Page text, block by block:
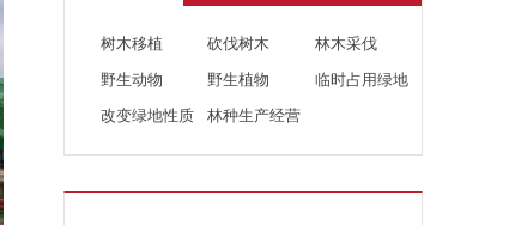
树木移植 砍伐树木
林木采伐
野生动物
野生植物
临时占用绿地
改变绿地性质
林种生产经营